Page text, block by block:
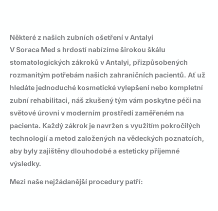
Některé z našich zubních ošetření v Antalyi
V Soraca Med s hrdostí nabízíme širokou škálu
stomatologických zákroků v Antalyi, přizpůsobených
rozmanitým potřebám našich zahraničních pacientů. Ať už
hledáte jednoduché kosmetické vylepšení nebo kompletní
zubní rehabilitaci, náš zkušený tým vám poskytne péči na
světové úrovni v moderním prostředí zaměřeném na
pacienta. Každý zákrok je navržen s využitím pokročilých
technologií a metod založených na vědeckých poznatcích,
aby byly zajištěny dlouhodobé a esteticky příjemné
výsledky.
Mezi naše nejžádanější procedury patří: